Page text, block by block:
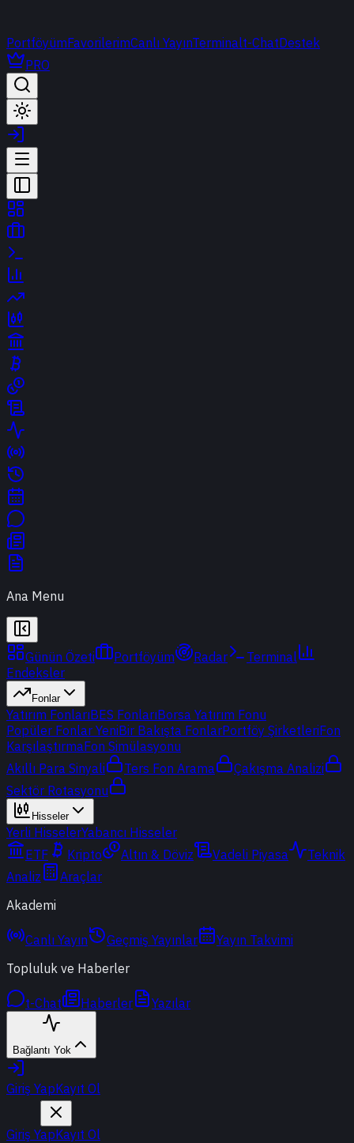
PortföyümFavorilerimCanlı YayınTerminalt-ChatDestek
PRO
Ana Menu
Günün Özeti Portföyüm Radar
Terminal
Endeksler
Fonlar
Yatırım FonlarıBES FonlarıBorsa Yatırım Fonu
Popüler Fonlar YeniBir Bakışta FonlarPortföy ŞirketleriFon
KarşılaştırmaFon Simülasyonu
Akıllı Para Sinyali
Ters Fon Arama
Çakışma Analizi
Sektör Rotasyonu
Hisseler
Yerli HisselerYabancı Hisseler
ETF
Kripto Altın & Döviz Vadeli Piyasa
Teknik
Analiz
Araçlar
Akademi
Canlı Yayın Geçmiş Yayınlar
Yayın Takvimi
Topluluk ve Haberler
t-Chat Haberler Yazılar
Bağlantı Yok
Giriş YapKayıt Ol
Giriş YapKayıt Ol